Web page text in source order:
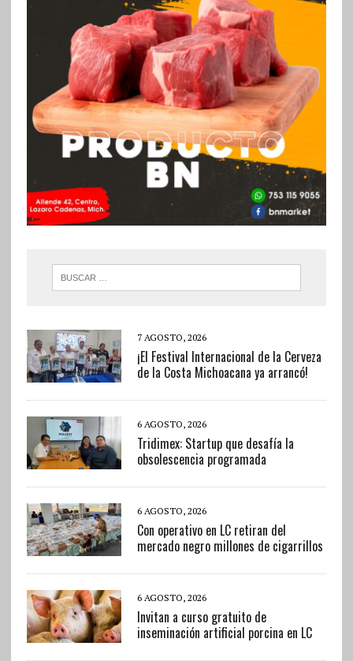
7 AGOSTO, 2026
¡El Festival Internacional de la Cerveza
de la Costa Michoacana ya arrancó!
6 AGOSTO, 2026
Tridimex: Startup que desafía la
obsolescencia programada
6 AGOSTO, 2026
Con operativo en LC retiran del
mercado negro millones de cigarrillos
6 AGOSTO, 2026
Invitan a curso gratuito de
inseminación artificial porcina en LC